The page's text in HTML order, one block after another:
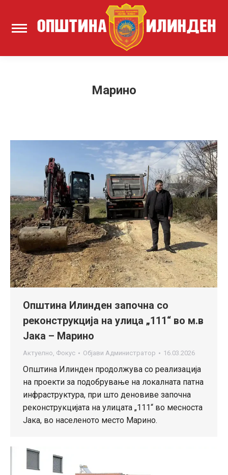
Марино
Општина Илинден започна со
реконструкција на улица „111“ во м.в
Јака – Марино
Актуелно Фокус Објави Администратор 16.03.2026
Општина Илинден продолжува со реализација
на проекти за подобрување на локалната патна
инфраструктура, при што деновиве започна
реконструкцијата на улицата „111“ во месноста
Јака, во населеното место Марино.